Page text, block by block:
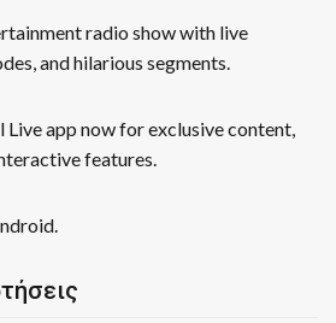
radio show with live
and hilarious segments.
app now for exclusive content,
features.